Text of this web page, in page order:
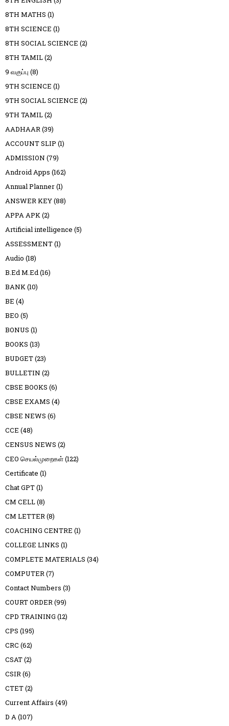
8TH MATHS (1)
8TH SCIENCE (1)
8TH SOCIAL SCIENCE (2)
8TH TAMIL(2)
9 வகுப்பு (8)
9TH SCIENCE (1)
9TH SOCIAL SCIENCE (2)
9TH TAMIL(2)
AADHAAR(39)
ACCOUNT SLIP (1)
ADMISSION (79)
Android Apps (162)
Annual Planner(1)
ANSWER KEY(88)
APPA APK(2)
Artificial intelligence (5)
ASSESSMENT(1)
Audio (18)
B.Ed M.Ed(16)
BANK(10)
BE (4)
BEO (5)
BONUS (1)
BOOKS (13)
BUDGET(23)
BULLETIN (2)
CBSE BOOKS (6)
CBSE EXAMS (4)
CBSE NEWS (6)
CCE (48)
CENSUS NEWS (2)
CEO செயல்முறைகள்(122)
Certificate (1)
Chat GPT(1)
CM CELL(8)
CM LETTER(8)
COACHING CENTRE (1)
COLLEGE LINKS (1)
COMPLETE MATERIALS (34)
COMPUTER(7)
Contact Numbers (3)
COURT ORDER(99)
CPD TRAINING (12)
CPS (195)
CRC (62)
CSAT(2)
CSIR(6)
CTET(2)
Current Affairs (49)
D A(107)